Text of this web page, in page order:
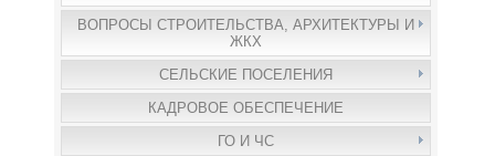
ВОПРОСЫ СТРОИТЕЛЬСТВА, АРХИТЕКТУРЫ И
ЖКХ
СЕЛЬСКИЕ ПОСЕЛЕНИЯ
КАДРОВОЕ ОБЕСПЕЧЕНИЕ
ГО И ЧС